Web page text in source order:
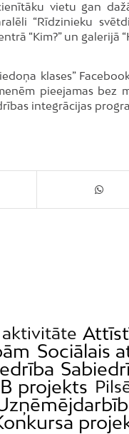
vietu gan
“Rīdzinieku
“Kim?” un
klases”
pieejamas bez
integrācijas
Sociālais
projekts